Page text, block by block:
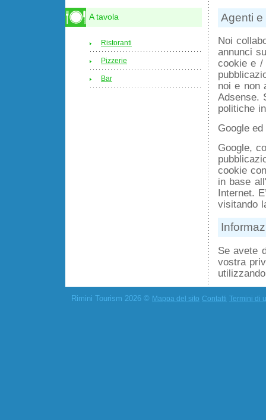
Agenti e
Noi
annunci
cookie e /
noi e non
Adsense.
politiche
Google
Google,
cookie
in base
Internet.
visitando
Se avete
vostra
A tavola
Ristoranti
Pizzerie
Bar
Rimini Tourism 2026 © Mappa del sito Contatti Termini di